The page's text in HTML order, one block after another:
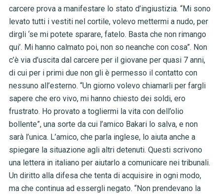
carcere prova a manifestare lo stato d’ingiustizia. “Mi sono
levato tutti i vestiti nel cortile, volevo mettermi a nudo, per
dirgli ‘se mi potete sparare, fatelo. Basta che non rimango
qui’. Mi hanno calmato poi, non so neanche con cosa”. Non
c’è via d’uscita dal carcere per il giovane per quasi 7 anni,
di cui per i primi due non gli è permesso il contatto con
nessuno all’esterno. “Un giorno volevo chiamarli per fargli
sapere che ero vivo, mi hanno chiesto dei soldi, ero
frustrato. Ho provato a togliermi la vita con dell’olio
bollente”, una sorte da cui l’amico Bakari lo salva, e non
sarà l’unica. L’amico, che parla inglese, lo aiuta anche a
spiegare la situazione agli altri detenuti. Questi scrivono
una lettera in italiano per aiutarlo a comunicare nei tribunali.
Un diritto alla difesa che tenta di acquisire in ogni modo,
ma che continua ad essergli negato. “Non prendevano la